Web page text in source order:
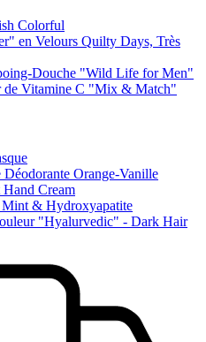
Colorful
en Velours Quilty Days, Très
Douche "Wild Life for Men"
de Vitamine C "Mix & Match"
Orange-Vanille
Cream
Mint & Hydroxyapatite
"Hyalurvedic" - Dark Hair